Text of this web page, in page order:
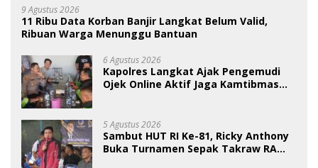
9 Agustus 2026
11 Ribu Data Korban Banjir Langkat Belum Valid,
Ribuan Warga Menunggu Bantuan
6 Agustus 2026
Kapolres Langkat Ajak Pengemudi
Ojek Online Aktif Jaga Kamtibmas
5 Agustus 2026
Sambut HUT RI Ke-81, Ricky Anthony
Buka Turnamen Sepak Takraw RA